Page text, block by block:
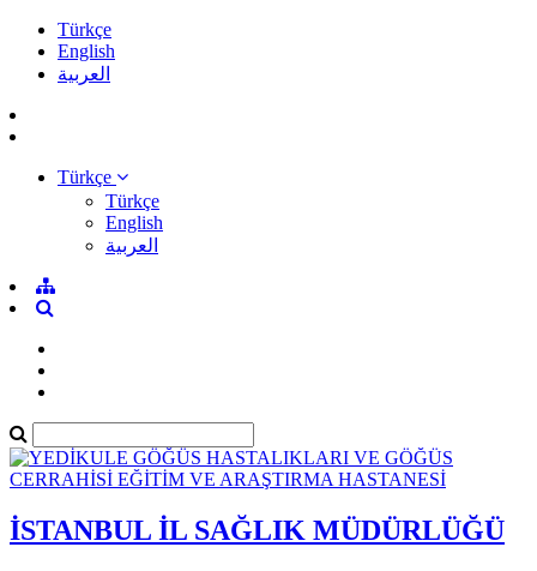
Türkçe
English
العربية
Türkçe
Türkçe
English
العربية
İSTANBUL İL SAĞLIK MÜDÜRLÜĞÜ